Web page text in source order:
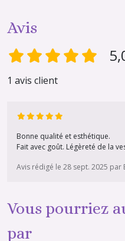
Avis
1 avis client
Bonne qualité et esthétique.
Fait avec goût. Légèreté de la
Avis rédigé le 28 sept. 2025 par
Vous pourriez
par